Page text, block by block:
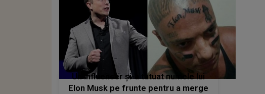
Un influencer și-a tatuat numele lui
Elon Musk pe frunte pentru a merge